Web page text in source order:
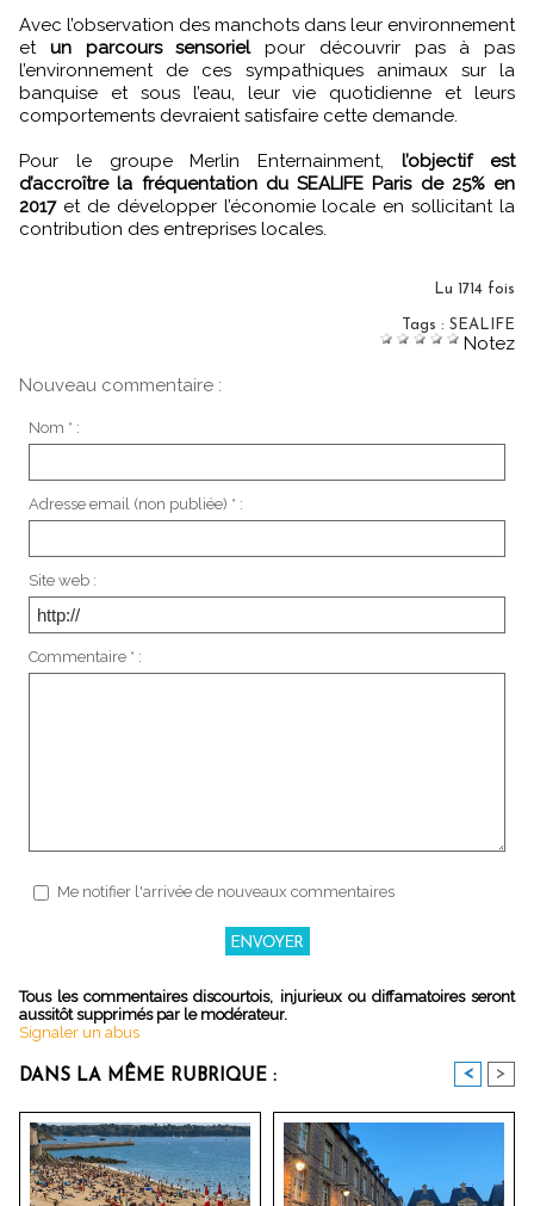
Avec l’observation des manchots dans leur environnement
et un parcours sensorielpour découvrir pas à pas
l’environnement de ces sympathiques animaux sur la
banquise et sous l’eau, leur vie quotidienne et leurs
comportements devraient satisfaire cette demande.
Pour le groupe Merlin Enternainment,l’objectif est
d’accroître la fréquentation du SEALIFE Paris de 25% en
2017et de développer l’économie locale en sollicitant la
contribution des entreprises locales.
Lu 1714 fois
Tags : SEALIFE
Notez
Nouveau commentaire :
Nom * :
Adresse email (non publiée) * :
Site web :
Commentaire * :
Me notifier l'arrivée de nouveaux commentaires
Tous les commentaires discourtois, injurieux ou diffamatoires seront
aussitôt supprimés par le modérateur.
Signaler un abus
DANS LA MÊME RUBRIQUE : < >